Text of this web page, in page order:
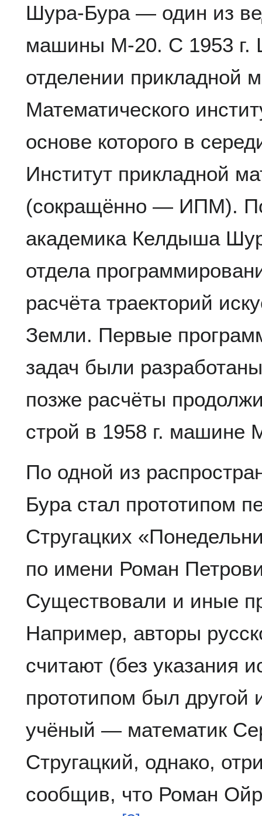
Шура-Бура — один из
машины М-20. С 1953 г.
отделении прикладной
Математического
основе которого в
Институт прикладной
(сокращённо — ИПМ).
академика Келдыша
отдела
расчёта траекторий
Земли. Первые
задач были
позже расчёты
строй в 1958 г. машине
По одной из
Бура стал прототипом
Стругацких
по имени Роман
Существовали и иные
Например, авторы
считают (без указания
прототипом был другой
учёный — математик
Стругацкий, однако,
сообщив, что Роман